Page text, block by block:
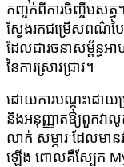
កញ្ចក់ពីការចិញ្ចឹមសត្វ។
ស្វែងរកជម្រើសពណ៌ប
ដែលជារចនាសម្ព័ន្ធអ
នៃការស្រាវជ្រាវ។
ដោយការបណ្តុះដោយប្
និងអនុញ្ញាតឱ្យពួកវា
លាក់ សម្ភារៈដែលមាន
ឡើង ពោលគឺស្បែក